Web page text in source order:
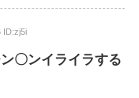
ID:zj5i
〇ンイライラする